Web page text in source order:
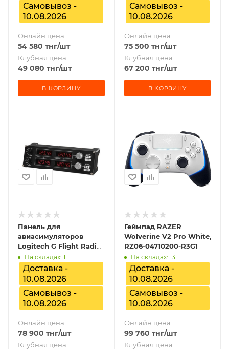
Самовывоз -
10.08.2026
Онлайн цена
54 580 тнг/шт
Клубная цена
49 080 тнг/шт
В КОРЗИНУ
Самовывоз -
10.08.2026
Онлайн цена
75 500 тнг/шт
Клубная цена
67 200 тнг/шт
В КОРЗИНУ
Панель для
авиасимуляторов
Logitech G Flight Radio
Panel, 945-000011
На складах: 1
Доставка -
10.08.2026
Самовывоз -
10.08.2026
Онлайн цена
78 900 тнг/шт
Клубная цена
Геймпад RAZER
Wolverine V2 Pro White,
RZ06-04710200-R3G1
На складах: 13
Доставка -
10.08.2026
Самовывоз -
10.08.2026
Онлайн цена
99 760 тнг/шт
Клубная цена